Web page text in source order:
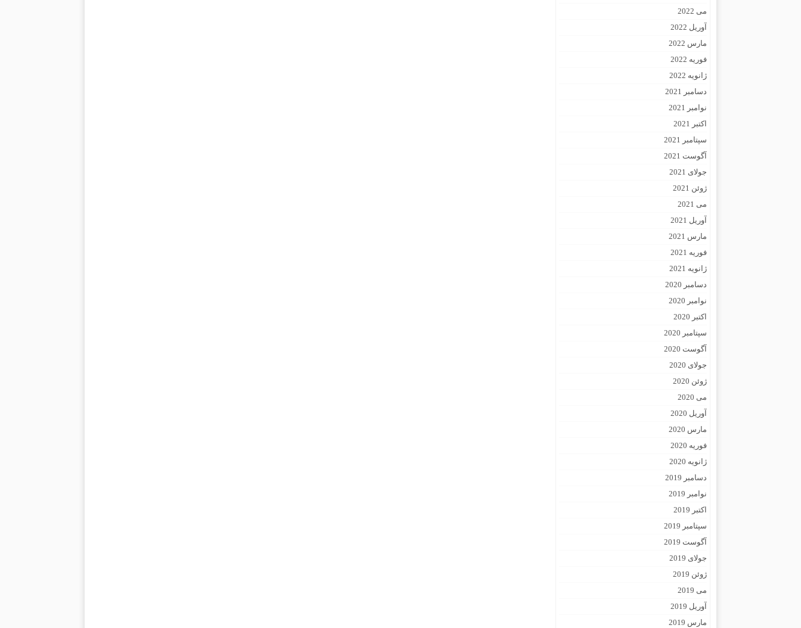
می 2022
آوریل 2022
مارس 2022
فوریه 2022
ژانویه 2022
دسامبر 2021
نوامبر 2021
اکتبر 2021
سپتامبر 2021
آگوست 2021
جولای 2021
ژوئن 2021
می 2021
آوریل 2021
مارس 2021
فوریه 2021
ژانویه 2021
دسامبر 2020
نوامبر 2020
اکتبر 2020
سپتامبر 2020
آگوست 2020
جولای 2020
ژوئن 2020
می 2020
آوریل 2020
مارس 2020
فوریه 2020
ژانویه 2020
دسامبر 2019
نوامبر 2019
اکتبر 2019
سپتامبر 2019
آگوست 2019
جولای 2019
ژوئن 2019
می 2019
آوریل 2019
مارس 2019